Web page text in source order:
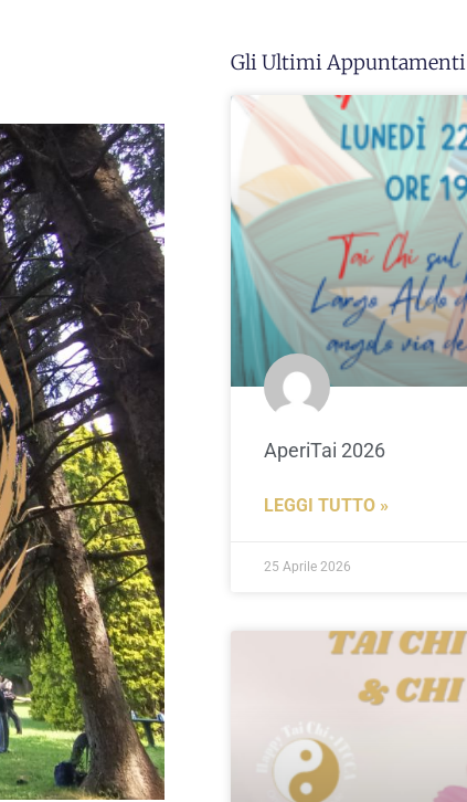
Gli Ultimi Appuntamenti
AperiTai 2026
LEGGI TUTTO »
25 Aprile 2026